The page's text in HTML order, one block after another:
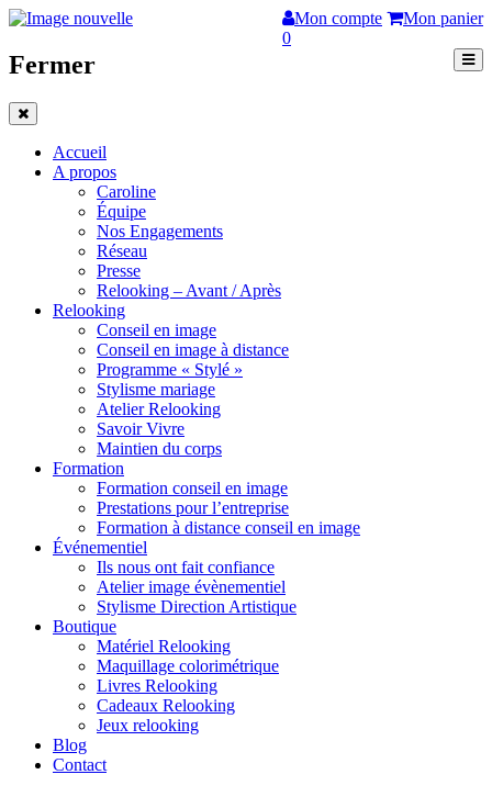
Mon compte
Mon panier
0
Fermer
Accueil
A propos
Caroline
Équipe
Nos Engagements
Réseau
Presse
Relooking – Avant / Après
Relooking
Conseil en image
Conseil en image à distance
Programme « Stylé »
Stylisme mariage
Atelier Relooking
Savoir Vivre
Maintien du corps
Formation
Formation conseil en image
Prestations pour l’entreprise
Formation à distance conseil en image
Événementiel
Ils nous ont fait confiance
Atelier image évènementiel
Stylisme Direction Artistique
Boutique
Matériel Relooking
Maquillage colorimétrique
Livres Relooking
Cadeaux Relooking
Jeux relooking
Blog
Contact